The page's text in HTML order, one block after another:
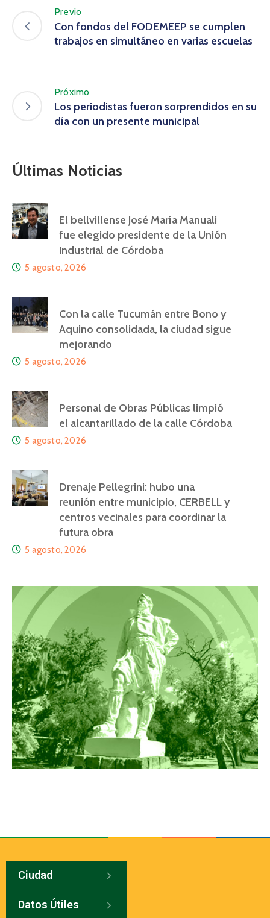
Previo
Con fondos del FODEMEEP se cumplen
trabajos en simultáneo en varias escuelas
Próximo
Los periodistas fueron sorprendidos en su
día con un presente municipal
Últimas Noticias
El bellvillense José María Manuali
fue elegido presidente de la Unión
Industrial de Córdoba
5 agosto, 2026
Con la calle Tucumán entre Bono y
Aquino consolidada, la ciudad sigue
mejorando
5 agosto, 2026
Personal de Obras Públicas limpió
el alcantarillado de la calle Córdoba
5 agosto, 2026
Drenaje Pellegrini: hubo una
reunión entre municipio, CERBELL y
centros vecinales para coordinar la
futura obra
5 agosto, 2026
Ciudad
Datos Útiles